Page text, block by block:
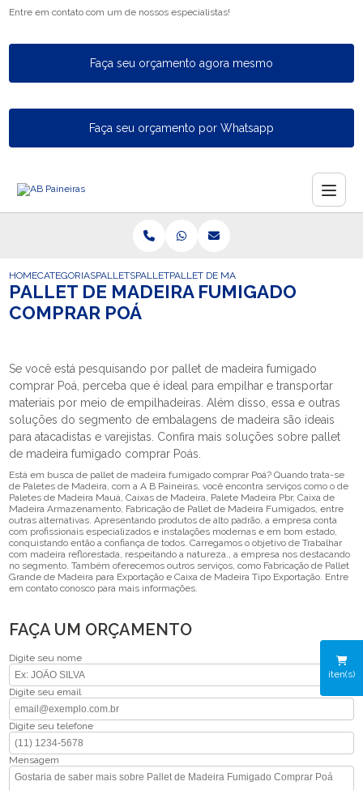
Entre em contato com um de nossos especialistas!
Faça seu orçamento agora mesmo
Faça seu orçamento por Whatsapp
iten(s)
HOMECATEGORIASPALLETSPALLETPALLET DE MADEIRA FUMIGADO
PALLET DE MADEIRA FUMIGADO
COMPRAR POÁ
Se você está pesquisando por pallet de madeira fumigado
comprar Poá, perceba que é ideal para empilhar e transportar
materiais por meio de empilhadeiras. Além disso, essa e outras
soluções do segmento de embalagens de madeira são ideais
para atacadistas e varejistas. Confira mais soluções sobre pallet
de madeira fumigado comprar Poás.
Está em busca de pallet de madeira fumigado comprar Poá? Quando trata-se
de Paletes de Madeira, com a A B Paineiras, você encontra serviços como o de
Paletes de Madeira Mauá, Caixas de Madeira, Palete Madeira Pbr, Caixa de
Madeira Armazenamento, Fabricação de Pallet de Madeira Fumigados, entre
outras alternativas. Apresentando produtos de alto padrão, a empresa conta
com profissionais especializados e instalações modernas e em bom estado,
conquistando então a confiança de todos. Carregamos o objetivo de Trabalhar
com madeira reflorestada, respeitando a natureza., a empresa nos destacando
no segmento. Também oferecemos outros serviços, como Fabricação de Pallet
Grande de Madeira para Exportação e Caixa de Madeira Tipo Exportação. Entre
em contato conosco para mais informações.
FAÇA UM ORÇAMENTO
Digite seu nome
Digite seu email
Digite seu telefone
Mensagem